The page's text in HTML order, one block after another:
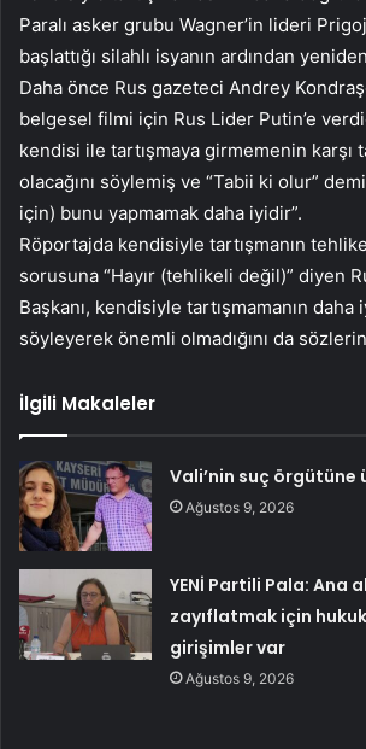
Paralı asker grubu Wagner’in lideri
başlattığı silahlı isyanın ardından
Daha önce Rus gazeteci Andrey
belgesel filmi için Rus Lider Putin’e
kendisi ile tartışmaya girmemenin karşı
olacağını söylemiş ve “Tabii ki olur”
için) bunu yapmamak daha iyidir”.
Röportajda kendisiyle tartışmanın
sorusuna “Hayır (tehlikeli değil)” diyen
Başkanı, kendisiyle tartışmamanın daha
söyleyerek önemli olmadığını da
İlgili Makaleler
Vali’nin suç örgütüne
Ağustos 9, 2026
YENİ Partili Pala: Ana
zayıflatmak için
girişimler var
Ağustos 9, 2026